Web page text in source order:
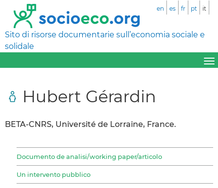
Sito di risorse documentarie sull’economia sociale e
solidale
en es fr pt it
Hubert Gérardin
BETA-CNRS, Université de Lorraine, France.
Documento de analisi/working paper/articolo
Un intervento pubblico